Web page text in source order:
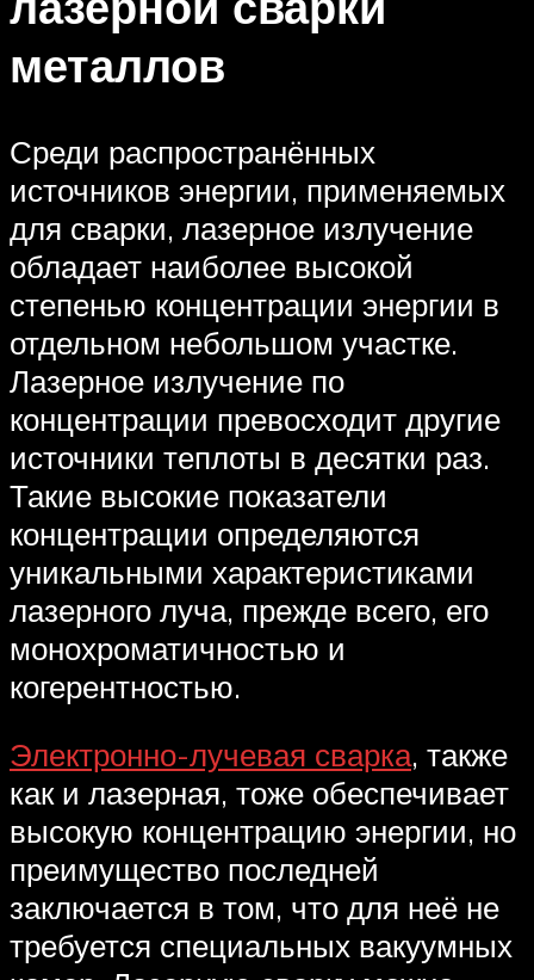
металлов
Среди распространённых
источников энергии, применяемых
для сварки, лазерное излучение
обладает наиболее высокой
степенью концентрации энергии в
отдельном небольшом участке.
Лазерное излучение по
концентрации превосходит другие
источники теплоты в десятки раз.
Такие высокие показатели
концентрации определяются
уникальными характеристиками
лазерного луча, прежде всего, его
монохроматичностью и
когерентностью.
Электронно-лучевая сварка, также
как и лазерная, тоже обеспечивает
высокую концентрацию энергии, но
преимущество последней
заключается в том, что для неё не
требуется специальных вакуумных